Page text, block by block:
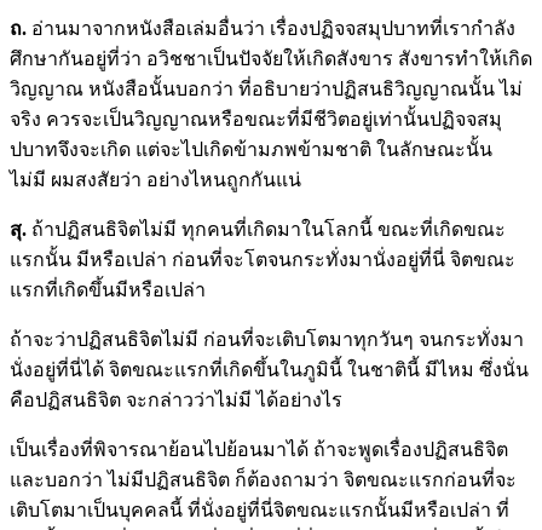
ถ. อ่านมาจากหนังสือเล่มอื่นว่า เรื่องปฏิจจสมุปบาทที่เรากำลัง
ศึกษากันอยู่ที่ว่า อวิชชาเป็นปัจจัยให้เกิดสังขาร สังขารทำให้เกิด
วิญญาณ หนังสือนั้นบอกว่า ที่อธิบายว่าปฏิสนธิวิญญาณนั้น ไม่
จริง ควรจะเป็นวิญญาณหรือขณะที่มีชีวิตอยู่เท่านั้นปฏิจจสมุ
ปบาทจึงจะเกิด แต่จะไปเกิดข้ามภพข้ามชาติ ในลักษณะนั้น
ไม่มี ผมสงสัยว่า อย่างไหนถูกกันแน่
สุ. ถ้าปฏิสนธิจิตไม่มี ทุกคนที่เกิดมาในโลกนี้ ขณะที่เกิดขณะ
แรกนั้น มีหรือเปล่า ก่อนที่จะโตจนกระทั่งมานั่งอยู่ที่นี่ จิตขณะ
แรกที่เกิดขึ้นมีหรือเปล่า
ถ้าจะว่าปฏิสนธิจิตไม่มี ก่อนที่จะเติบโตมาทุกวันๆ จนกระทั่งมา
นั่งอยู่ที่นี่ได้ จิตขณะแรกที่เกิดขึ้นในภูมินี้ ในชาตินี้ มีไหม ซึ่งนั่น
คือปฏิสนธิจิต จะกล่าวว่าไม่มี ได้อย่างไร
เป็นเรื่องที่พิจารณาย้อนไปย้อนมาได้ ถ้าจะพูดเรื่องปฏิสนธิจิต
และบอกว่า ไม่มีปฏิสนธิจิต ก็ต้องถามว่า จิตขณะแรกก่อนที่จะ
เติบโตมาเป็นบุคคลนี้ ที่นั่งอยู่ที่นี่จิตขณะแรกนั้นมีหรือเปล่า ที่